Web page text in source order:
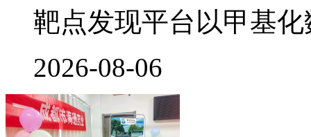
靶点发现平台以甲基化
2026-08-06